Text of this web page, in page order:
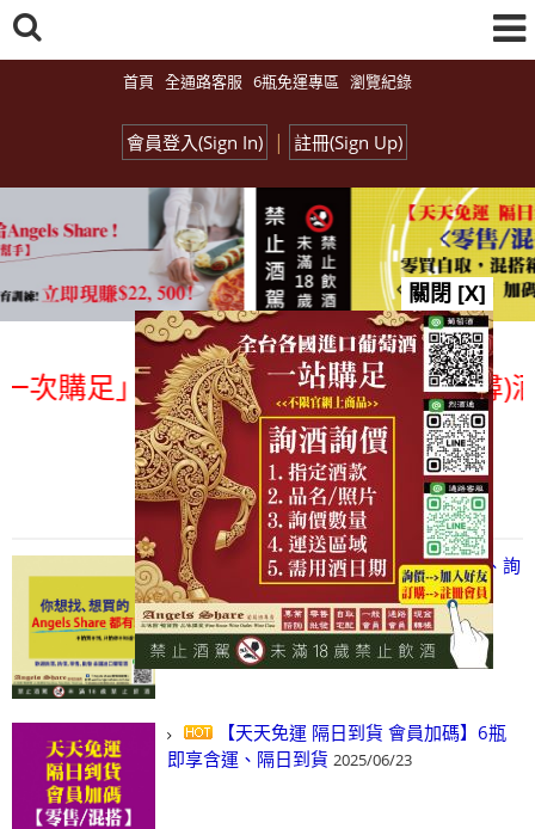
首頁 全通路客服 6瓶免運專區 瀏覽紀錄
會員登入(Sign In) | 註冊(Sign Up)
足」各國進口酒類商品 專業詢(尋)酒
總覽-促銷&活動
all events
【凡酒問Angels Share】線上選酒、詢
(尋)酒、詢價、零售、批發，看這裡!
2024/03/01
【天天免運 隔日到貨 會員加碼】6瓶
即享含運、隔日到貨 2025/06/23
關閉 [X]